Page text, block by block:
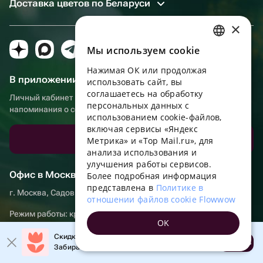
Доставка цветов по Беларуси
В приложении еще удобнее!
Личный кабинет получателя, больше бонусов за покупки и
напоминания о событиях
Скачать приложение
Офис в Москве
г. Москва, Садовническая набережная, д. 9, помещение 2/3
Режим работы: круглосуточно
Скидка до 10% на первый заказ!
Забирайте промокод в приложении!
Открыть
ENGLISH
UKRAINIAN
PORTUGUESE
FRENCH
TURKISH
POLISH
×
Мы используем сookie
Нажимая ОК или продолжая
использовать сайт, вы
соглашаетесь на обработку
персональных данных с
использованием cookie-файлов,
включая сервисы «Яндекс
Метрика» и «Top Mail.ru», для
анализа использования и
улучшения работы сервисов.
Более подробная информация
представлена в Политике в
отношении файлов cookie Flowwow
OK